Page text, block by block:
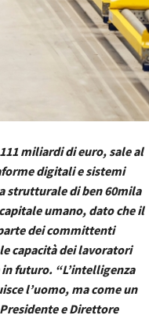
miliardi di euro, sale al
digitali e sistemi
strutturale di ben 60mila
umano, dato che il
dei committenti
capacità dei lavoratori
futuro. “L’intelligenza
l’uomo, ma come un
e Direttore